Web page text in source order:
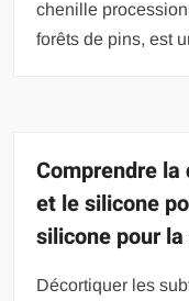
chenille
forêts de pins, est
Comprendre
et le silicone
silicone pour
Décortiquer les